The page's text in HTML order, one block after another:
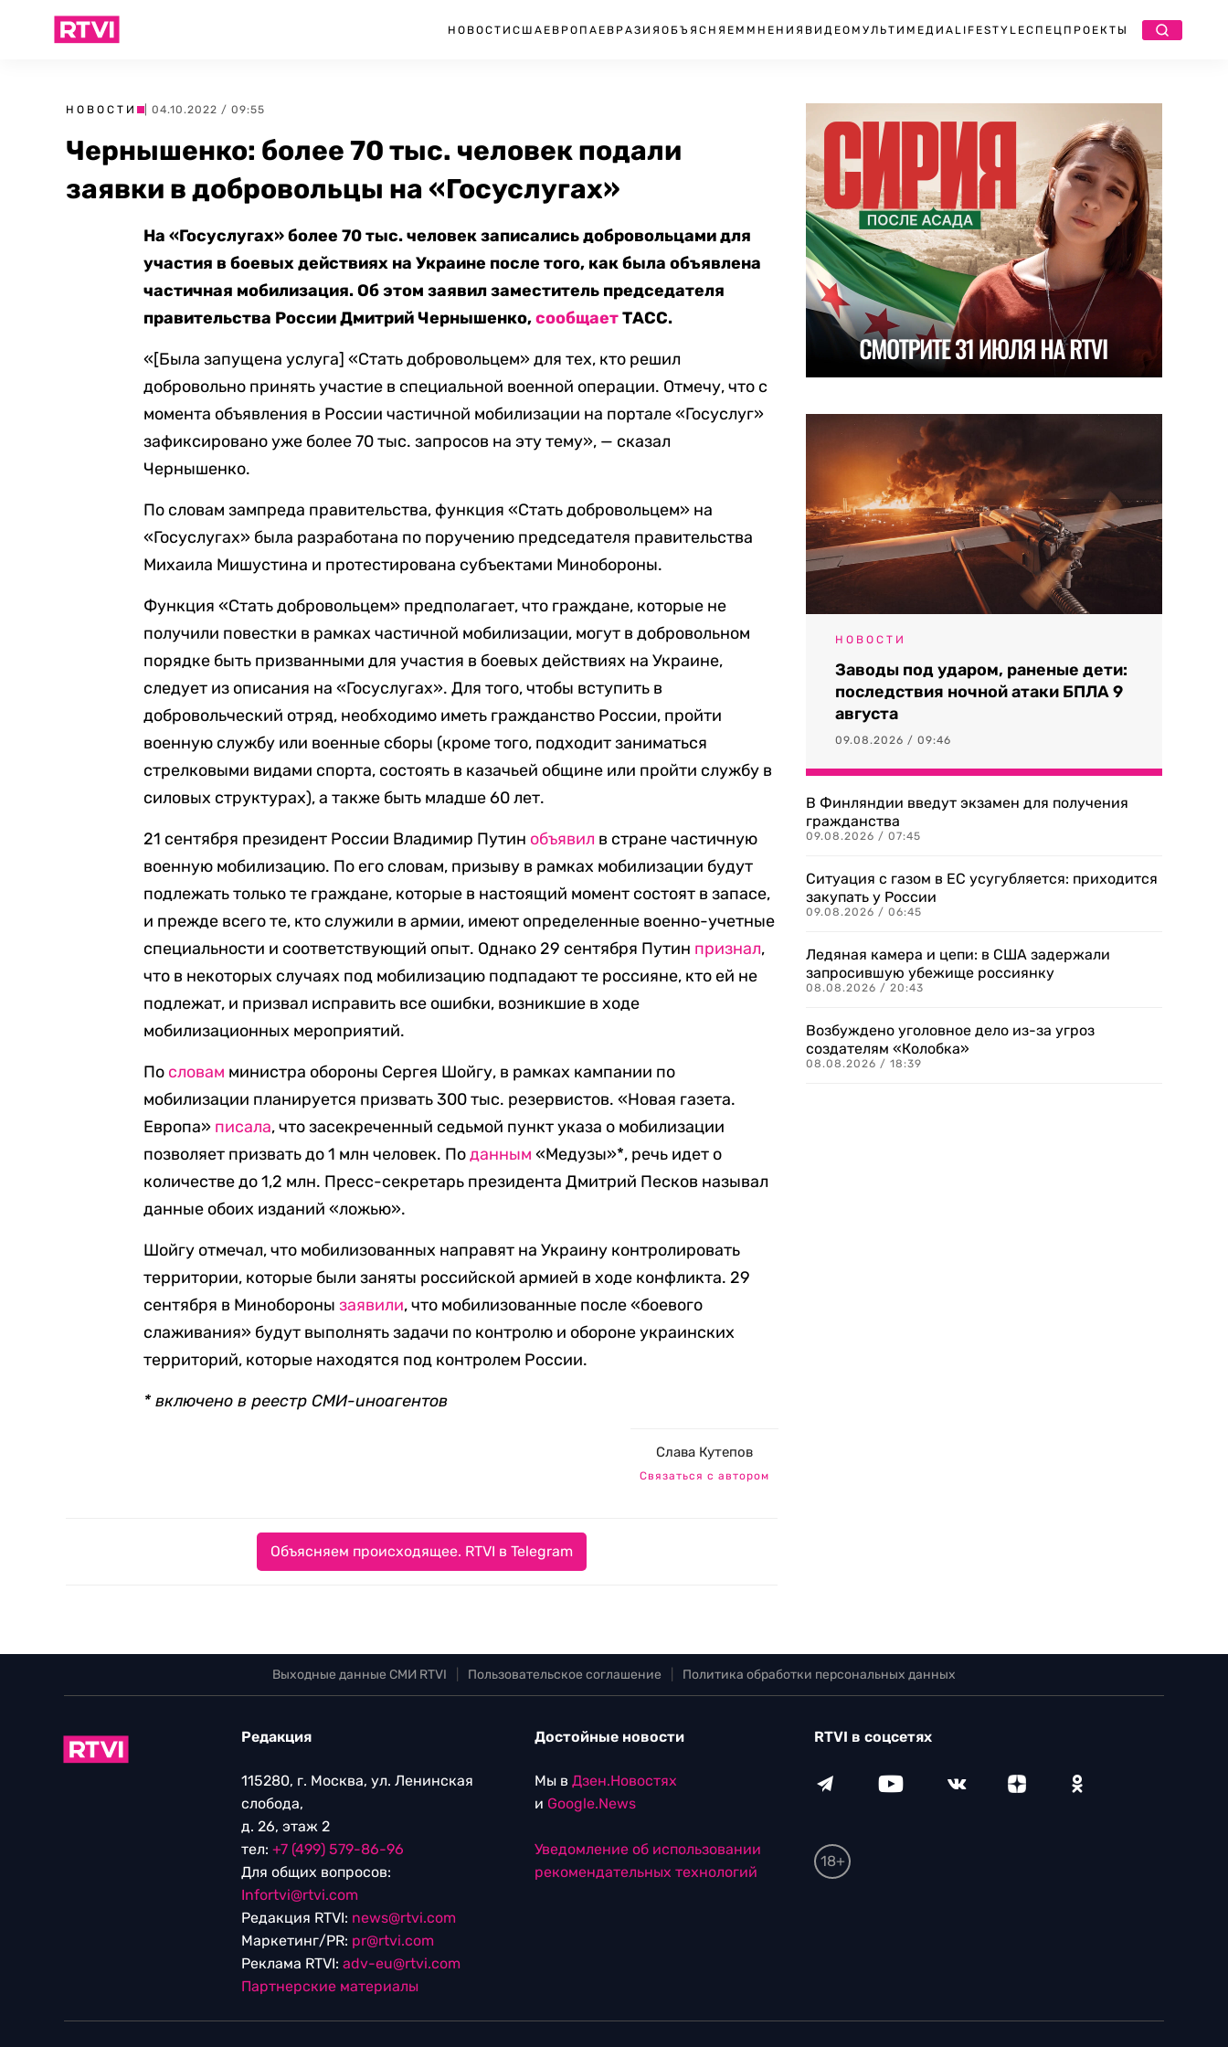
НОВОСТИ США ЕВРОПА ЕВРАЗИЯ ОБЪЯСНЯЕМ МНЕНИЯ ВИДЕО МУЛЬТИМЕДИА LIFESTYLEСПЕЦПРОЕКТЫ
НОВОСТИ | 04.10.2022 / 09:55
Чернышенко: более 70 тыс. человек подали
заявки в добровольцы на «Госуслугах»
На «Госуслугах» более 70 тыс. человек записались добровольцами для
участия в боевых действиях на Украине после того, как была объявлена
частичная мобилизация. Об этом заявил заместитель председателя
правительства России Дмитрий Чернышенко,сообщаетТАСС.
«[Была запущена услуга] «Стать добровольцем» для тех, кто решил
добровольно принять участие в специальной военной операции. Отмечу, что с
момента объявления в России частичной мобилизации на портале «Госуслуг»
зафиксировано уже более 70 тыс. запросов на эту тему», — сказал
Чернышенко.
По словам зампреда правительства, функция «Стать добровольцем» на
«Госуслугах» была разработана по поручению председателя правительства
Михаила Мишустина и протестирована субъектами Минобороны.
Функция «Стать добровольцем» предполагает, что граждане, которые не
получили повестки в рамках частичной мобилизации, могут в добровольном
порядке быть призванными для участия в боевых действиях на Украине,
следует из описания на «Госуслугах». Для того, чтобы вступить в
добровольческий отряд, необходимо иметь гражданство России, пройти
военную службу или военные сборы (кроме того, подходит заниматься
стрелковыми видами спорта, состоять в казачьей общине или пройти службу в
силовых структурах), а также быть младше 60 лет.
21 сентября президент России Владимир Путин объявил в стране частичную
военную мобилизацию. По его словам, призыву в рамках мобилизации будут
подлежать только те граждане, которые в настоящий момент состоят в запасе,
и прежде всего те, кто служили в армии, имеют определенные военно-учетные
специальности и соответствующий опыт. Однако 29 сентября Путин признал,
что в некоторых случаях под мобилизацию подпадают те россияне, кто ей не
подлежат, и призвал исправить все ошибки, возникшие в ходе
мобилизационных мероприятий.
По словам министра обороны Сергея Шойгу, в рамках кампании по
мобилизации планируется призвать 300 тыс. резервистов. «Новая газета.
Европа» писала, что засекреченный седьмой пункт указа о мобилизации
позволяет призвать до 1 млн человек. Поданным «Медузы»*, речь идет о
количестве до 1,2 млн. Пресс-секретарь президента Дмитрий Песков называл
данные обоих изданий «ложью».
Шойгу отмечал, что мобилизованных направят на Украину контролировать
территории, которые были заняты российской армией в ходе конфликта. 29
сентября в Миноборонызаявили, что мобилизованные после «боевого
слаживания» будут выполнять задачи по контролю и обороне украинских
территорий, которые находятся под контролем России.
* включено в реестр СМИ-иноагентов
Слава Кутепов
Связаться с автором
Объясняем происходящее. RTVI в Telegram
НОВОСТИ
Заводы под ударом, раненые дети:
последствия ночной атаки БПЛА 9
августа
09.08.2026 / 09:46
В Финляндии введут экзамен для получения
гражданства
09.08.2026 / 07:45
Ситуация с газом в ЕС усугубляется: приходится
закупать у России
09.08.2026 / 06:45
Ледяная камера и цепи: в США задержали
запросившую убежище россиянку
08.08.2026 / 20:43
Возбуждено уголовное дело из-за угроз
создателям «Колобка»
08.08.2026 / 18:39
Выходные данные СМИ RTVI Пользовательское соглашение Политика обработки персональных данных
Редакция
115280, г. Москва, ул. Ленинская
слобода,
д. 26, этаж 2
тел: +7 (499) 579-86-96
Для общих вопросов:
Infortvi@rtvi.com
Редакция RTVI: news@rtvi.com
Маркетинг/PR: pr@rtvi.com
Реклама RTVI: adv-eu@rtvi.com
Партнерские материалы
Достойные новости
Мы в Дзен.Новостях
и Google.News
Уведомление об использовании
рекомендательных технологий
RTVI в соцсетях
18+